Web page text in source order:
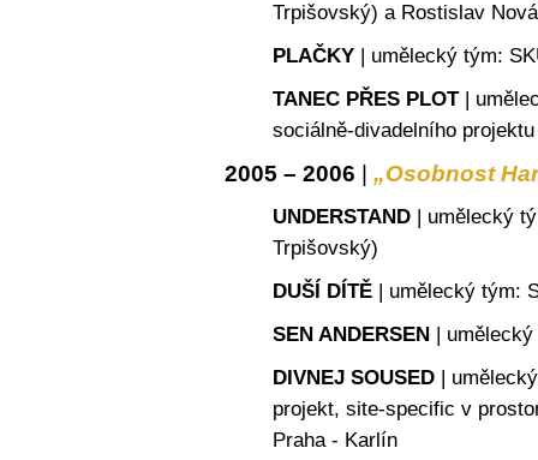
Trpišovský) a Rostislav
PLAČKY | umělecký tým:
TANEC PŘES PLOT|
sociálně-divadelního
2005 – 2006 „Osobnost
UNDERSTAND | umělecký
Trpišovský)
DUŠÍ DÍTĚ | umělecký tým:
SEN ANDERSEN |
DIVNEJ SOUSED |
projekt, site-specific v
Praha - Karlín